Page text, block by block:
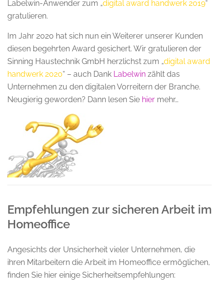
Labelwin-Anwender zum „digital award handwerk 2019“
gratulieren.
Im Jahr 2020 hat sich nun ein Weiterer unserer Kunden
diesen begehrten Award gesichert. Wir gratulieren der
Sinning Haustechnik GmbH herzlichst zum „digital award
handwerk 2020“ – auch Dank Labelwin zählt das
Unternehmen zu den digitalen Vorreitern der Branche.
Neugierig geworden? Dann lesen Sie hier mehr…
Empfehlungen zur sicheren Arbeit im
Homeoffice
Angesichts der Unsicherheit vieler Unternehmen, die
ihren Mitarbeitern die Arbeit im Homeoffice ermöglichen,
finden Sie hier einige Sicherheitsempfehlungen: